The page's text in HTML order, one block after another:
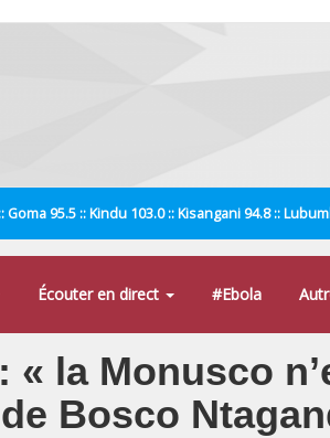
Goma 95.5 :: Kindu 103.0 :: Kisangani 94.8 ::
Écouter en direct #Ebola
« la Monusco
Bosco